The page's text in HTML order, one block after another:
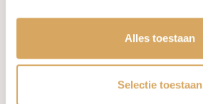
Alles toestaan
Selectie toestaan
Leveringsvoorwaarden